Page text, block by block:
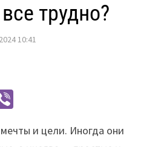
трудно?
10:41
Vi
er и цели. Иногда они